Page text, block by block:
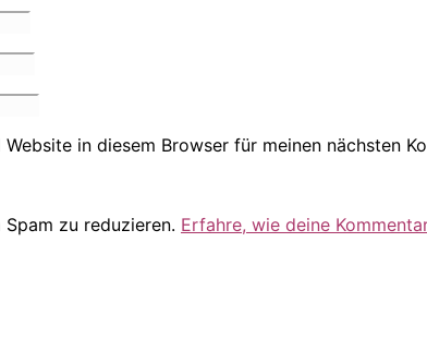
in diesem Browser für meinen nächsten
zu reduzieren. Erfahre, wie deine